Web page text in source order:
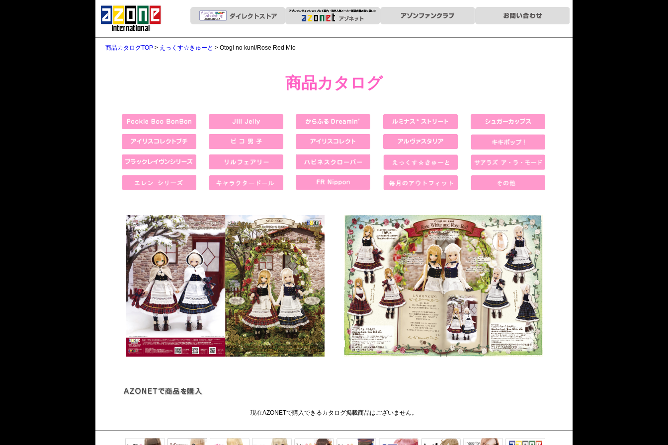
商品カタログTOP > えっくす☆きゅーと > Otogi no kuni/Rose Red Mio
商品カタログ
現在AZONETで購入できるカタログ掲載商品はございません。